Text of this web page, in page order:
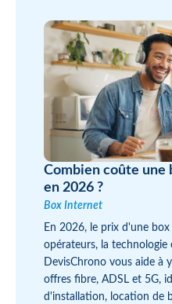
Combien coûte une
en 2026 ?
Box Internet
En 2026, le prix d'une
opérateurs, la technologie
DevisChrono vous aide à
offres fibre, ADSL et 5G,
d'installation, location de